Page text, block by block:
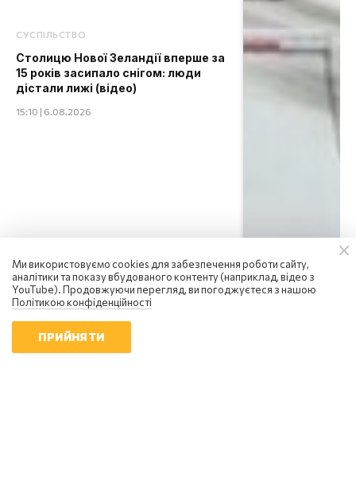
СУСПІЛЬСТВО
Столицю Нової Зеландії вперше за
15 років засипало снігом: люди
дістали лижі (відео)
15:10 | 6.08.2026
Ми використовуємо cookies для забезпечення роботи сайту,
аналітики та показу вбудованого контенту (наприклад, відео з
YouTube). Продовжуючи перегляд, ви погоджуєтеся з нашою
Політикою конфіденційності
ПРИЙНЯТИ